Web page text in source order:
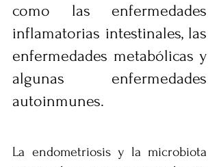
como las enfermedades
inflamatorias intestinales, las
enfermedades metabólicas y
algunas enfermedades
autoinmunes.
La endometriosis y la microbiota